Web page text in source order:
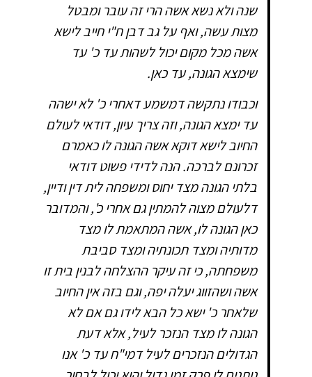
שנה ולא נשא אשה הרי זה עובר ומבטל
מצות עשה, ואף על גב דבן ח"י חייב לישא
אשה מכל מקום יכול לשהות עד כ' עד
שימצא הגונה, עד כאן.
וכבודו נתקשה דמשמע דאחרי כ' לא ישהה
עד ימצא הגונה, וזה צריך עיון, דודאי לעולם
החיוב לישא דוקא אשה הגונה לו כאמרם
זכרונם לברכה. הנה לדידי פשוט דודאי
בלתי הגונה מצד יחוס ומשפחה לית דין ודיין,
דלעולם מצוה להמתין גם אחרי כ', והמדובר
כאן הגונה לו, אשה המתאמת לו מצד
מדותיה ומצד תכונתיה ומצד סביבת
משפחתה, כי זה עיקר ההצלחה לבנין בית זו
אשה ושהזווג יעלה יפה, וגם בזה אין החיוב
שלאחר כ' ישא כל הבא לידו גם אם לא
הגונה לו מצד הנזכר לעיל, אלא דעת
הגדולים הנזכרים לעיל דמי"ח עד כ' אנו